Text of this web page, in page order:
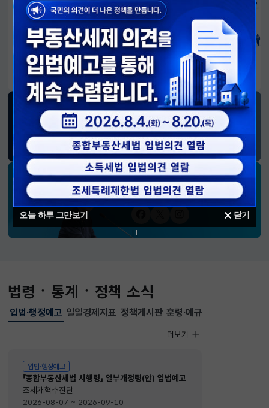
오늘 하루 그만보기 닫기
알림판
국민이 만든 대전환의 길-회복과 도약, 모두의 1년
재정경제부 SNS 소식
블로그페이스북트위터(X)유튜브인스타그램
소통하는 경제 리더 구윤철 장관의
SNS 채널
법령ㆍ통계ㆍ정책 소식
입법·행정예고
선택됨
입법·행정예고
입법·행정예고
「종합부동산세법 시행령」 일부개정령(안) 입법예고
조세개혁추진단
2026-08-07 ~ 2026-09-10
입법·행정예고
더보기
일일경제지표 정책게시판 훈령·예규